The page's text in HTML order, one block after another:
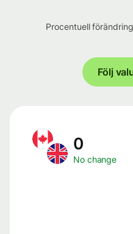
Procentuell
Följ
0
No change